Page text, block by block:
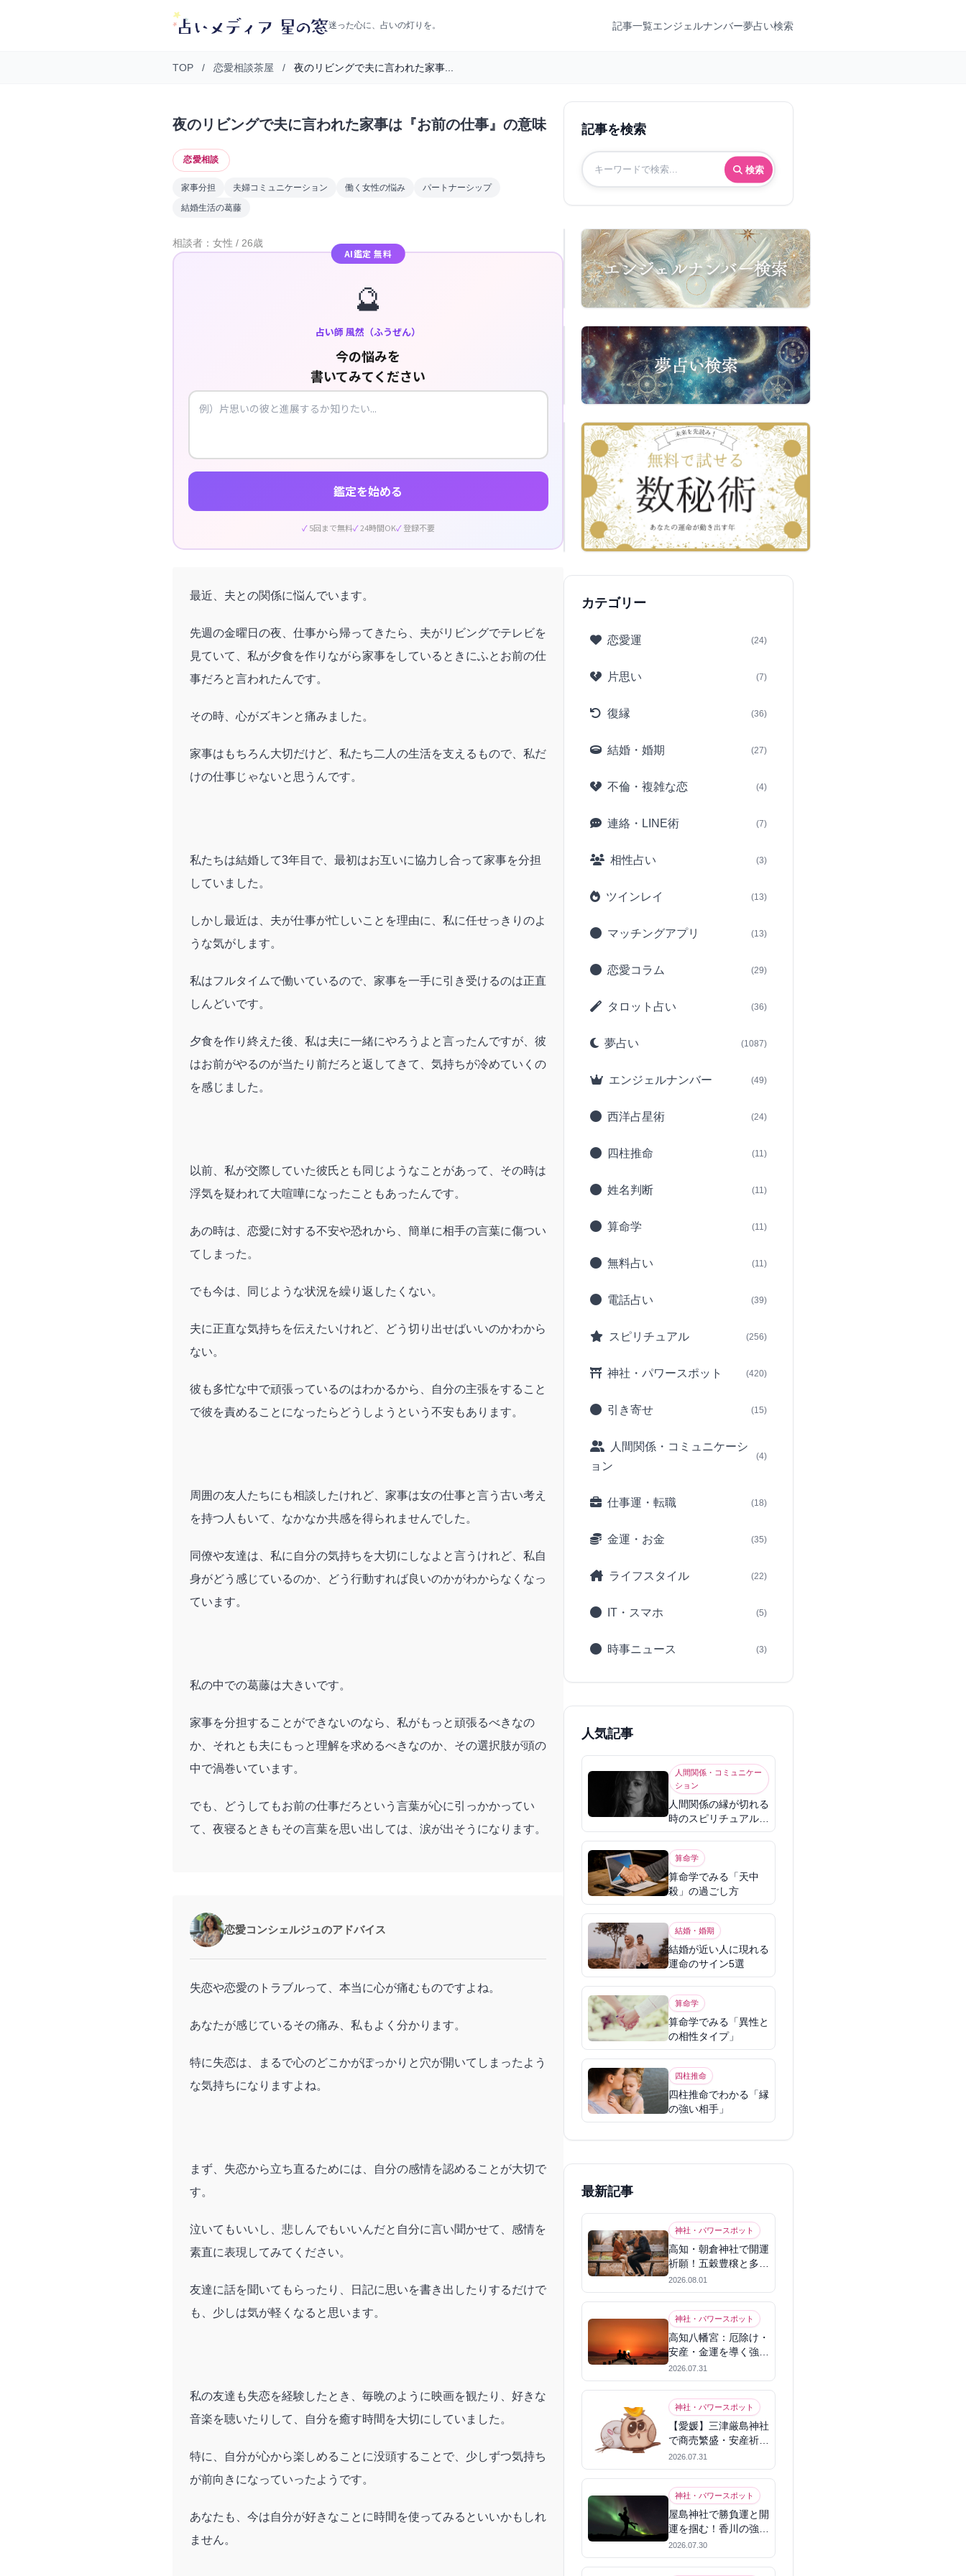
迷った心に、占いの灯りを。 記事一覧エンジェルナンバー夢占い検索
TOP / 恋愛相談茶屋 / 夜のリビングで夫に言われた家事...
夜のリビングで夫に言われた家事は『お前の仕事』の意味
恋愛相談
家事分担 夫婦コミュニケーション 働く女性の悩み
パートナーシップ
結婚生活の葛藤
相談者：女性 / 26歳
AI鑑定 無料
🔮
占い師 風然（ふうぜん）
今の悩みを
書いてみてください
鑑定を始める
5回まで無料 24時間OK 登録不要
最近、夫との関係に悩んでいます。
先週の金曜日の夜、仕事から帰ってきたら、夫がリビングでテレビを
見ていて、私が夕食を作りながら家事をしているときにふとお前の仕
事だろと言われたんです。
その時、心がズキンと痛みました。
家事はもちろん大切だけど、私たち二人の生活を支えるもので、私だ
けの仕事じゃないと思うんです。
私たちは結婚して3年目で、最初はお互いに協力し合って家事を分担
していました。
しかし最近は、夫が仕事が忙しいことを理由に、私に任せっきりのよ
うな気がします。
私はフルタイムで働いているので、家事を一手に引き受けるのは正直
しんどいです。
夕食を作り終えた後、私は夫に一緒にやろうよと言ったんですが、彼
はお前がやるのが当たり前だろと返してきて、気持ちが冷めていくの
を感じました。
以前、私が交際していた彼氏とも同じようなことがあって、その時は
浮気を疑われて大喧嘩になったこともあったんです。
あの時は、恋愛に対する不安や恐れから、簡単に相手の言葉に傷つい
てしまった。
でも今は、同じような状況を繰り返したくない。
夫に正直な気持ちを伝えたいけれど、どう切り出せばいいのかわから
ない。
彼も多忙な中で頑張っているのはわかるから、自分の主張をすること
で彼を責めることになったらどうしようという不安もあります。
周囲の友人たちにも相談したけれど、家事は女の仕事と言う古い考え
を持つ人もいて、なかなか共感を得られませんでした。
同僚や友達は、私に自分の気持ちを大切にしなよと言うけれど、私自
身がどう感じているのか、どう行動すれば良いのかがわからなくなっ
ています。
私の中での葛藤は大きいです。
家事を分担することができないのなら、私がもっと頑張るべきなの
か、それとも夫にもっと理解を求めるべきなのか、その選択肢が頭の
中で渦巻いています。
でも、どうしてもお前の仕事だろという言葉が心に引っかかってい
て、夜寝るときもその言葉を思い出しては、涙が出そうになります。
恋愛コンシェルジュのアドバイス
失恋や恋愛のトラブルって、本当に心が痛むものですよね。
あなたが感じているその痛み、私もよく分かります。
特に失恋は、まるで心のどこかがぽっかりと穴が開いてしまったよう
な気持ちになりますよね。
まず、失恋から立ち直るためには、自分の感情を認めることが大切で
す。
泣いてもいいし、悲しんでもいいんだと自分に言い聞かせて、感情を
素直に表現してみてください。
友達に話を聞いてもらったり、日記に思いを書き出したりするだけで
も、少しは気が軽くなると思います。
私の友達も失恋を経験したとき、毎晩のように映画を観たり、好きな
音楽を聴いたりして、自分を癒す時間を大切にしていました。
特に、自分が心から楽しめることに没頭することで、少しずつ気持ち
が前向きになっていったようです。
あなたも、今は自分が好きなことに時間を使ってみるといいかもしれ
ません。
記事を検索
検索
カテゴリー
恋愛運 (24)
片思い (7)
復縁 (36)
結婚・婚期 (27)
不倫・複雑な恋 (4)
連絡・LINE術 (7)
相性占い (3)
ツインレイ (13)
マッチングアプリ (13)
恋愛コラム (29)
タロット占い (36)
夢占い (1087)
エンジェルナンバー (49)
西洋占星術 (24)
四柱推命 (11)
姓名判断 (11)
算命学 (11)
無料占い (11)
電話占い (39)
スピリチュアル (256)
神社・パワースポット (420)
引き寄せ (15)
人間関係・コミュニケーシ
ョン
(4)
仕事運・転職 (18)
金運・お金 (35)
ライフスタイル (22)
IT・スマホ (5)
時事ニュース (3)
人気記事
人間関係・コミュニケー
ション
人間関係の縁が切れる
時のスピリチュアル意
味
算命学
算命学でみる「天中
殺」の過ごし方
結婚・婚期
結婚が近い人に現れる
運命のサイン5選
算命学
算命学でみる「異性と
の相性タイプ」
四柱推命
四柱推命でわかる「縁
の強い相手」
最新記事
神社・パワースポット
高知・朝倉神社で開運
祈願！五穀豊穣と多幸
を呼ぶパワースポット
2026.08.01
神社・パワースポット
高知八幡宮：厄除け・
安産・金運を導く強力
パワースポット
2026.07.31
神社・パワースポット
【愛媛】三津厳島神社
で商売繁盛・安産祈
願！宗像三女神のパワ
ーを授かる
2026.07.31
神社・パワースポット
屋島神社で勝負運と開
運を掴む！香川の強力
パワースポット
2026.07.30